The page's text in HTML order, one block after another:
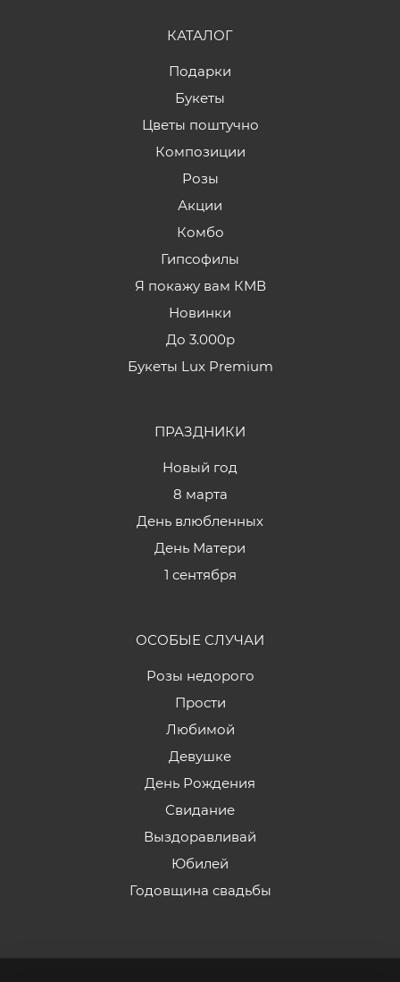
КАТАЛОГ
Подарки
Букеты
Цветы поштучно
Композиции
Розы
Акции
Комбо
Гипсофилы
Я покажу вам КМВ
Новинки
До 3.000р
Букеты Lux Premium
ПРАЗДНИКИ
Новый год
8 марта
День влюбленных
День Матери
1 сентября
ОСОБЫЕ СЛУЧАИ
Розы недорого
Прости
Любимой
Девушке
День Рождения
Свидание
Выздоравливай
Юбилей
Годовщина свадьбы